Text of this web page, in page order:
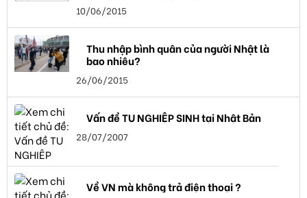
10/06/2015
Thu nhập bình quân của người Nhật là
bao nhiêu?
26/06/2015
Vấn đề TU NGHIỆP SINH tại Nhật Bản
28/07/2007
Về VN mà không trả điện thoại ?